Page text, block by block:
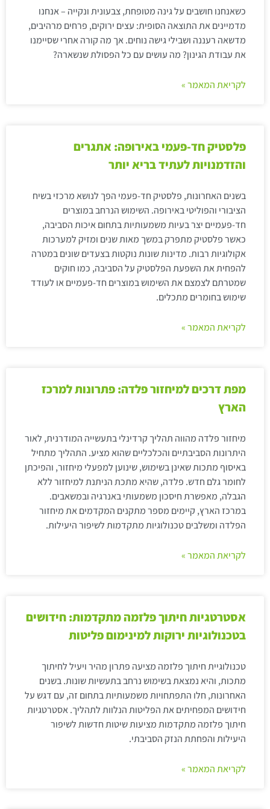
כשאנחנו חושבים על גינה מטופחת, צבעונית ונקייה – אנחנו
מדמיינים את התוצאה הסופית: עצים ירוקים, פרחים מרהיבים,
מדשאה רעננה ושבילי גישה נוחים. אך מה קורה אחרי שסיימנו
את עבודת הגינון? מה עושים עם כל הפסולת שנשארה?
לקריאת המאמר »
פלסטיק חד-פעמי באירופה: אתגרים
והזדמנויות לעתיד בריא יותר
בשנים האחרונות, פלסטיק חד-פעמי הפך לנושא מרכזי בשיח
הציבורי והפוליטי באירופה. השימוש הנרחב במוצרים
חד-פעמיים יצר בעיות משמעותיות בתחום איכות הסביבה,
כאשר פלסטיק מתפרק במשך מאות שנים ומזיק למערכות
אקולוגיות רבות. מדינות שונות נוקטות בצעדים שונים במטרה
להפחית את השפעת הפלסטיק על הסביבה, כמו חוקים
שמטרתם לצמצם את השימוש במוצרים חד-פעמיים או לעודד
שימוש בחומרים מתכלים.
לקריאת המאמר »
מפת דרכים למיחזור פלדה: פתרונות למרכז
הארץ
מיחזור פלדה מהווה תהליך קרדינלי בתעשייה המודרנית, לאור
היתרונות הסביבתיים והכלכליים שהוא מציע. התהליך מתחיל
באיסוף מתכות שאינן בשימוש, שינוען למפעלי מיחזור, והפיכתן
לחומר גלם חדש. פלדה, שהיא מתכת הניתנת למיחזור ללא
הגבלה, מאפשרת חיסכון משמעותי באנרגיה ובמשאבים.
במרכז הארץ, קיימים מספר מתקנים המקדמים את מיחזור
הפלדה ומשלבים טכנולוגיות מתקדמות לשיפור היעילות.
לקריאת המאמר »
אסטרטגיות חיתוך פלזמה מתקדמות: חידושים
בטכנולוגיות ירוקות למינימום פליטות
טכנולוגיית חיתוך פלזמה מציעה פתרון מהיר ויעיל לחיתוך
מתכות, והיא נמצאת בשימוש נרחב בתעשיות שונות. בשנים
האחרונות, חלו התפתחויות משמעותיות בתחום זה, עם דגש על
חידושים המפחיתים את הפליטות הנלוות לתהליך. אסטרטגיות
חיתוך פלזמה מתקדמות מציעות שיטות חדשות לשיפור
היעילות והפחתת הנזק הסביבתי.
לקריאת המאמר »